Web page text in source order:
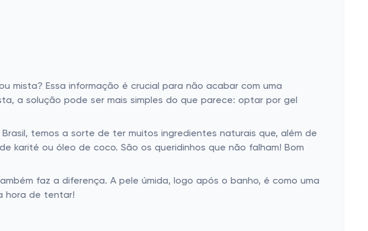
mista? Essa informação é crucial para não acabar com uma
a solução pode ser mais simples do que parece: optar por gel
temos a sorte de ter muitos ingredientes naturais que, além de
karité ou óleo de coco. São os queridinhos que não falham! Bom
faz a diferença. A pele úmida, logo após o banho, é como uma
hora de tentar!